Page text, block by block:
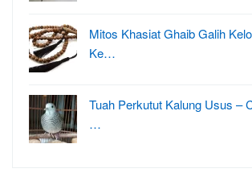
Mitos Khasiat Ghaib Galih
Ke…
Tuah Perkutut Kalung Usus –
…